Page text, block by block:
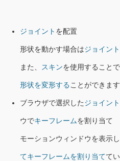
ジョイント を配置
形状を動かす場合はジョイント
また、 スキンを使用することで
形状を変形することができます
ブラウザで選択したジョイント
ウでキーフレームを割り当て
モーションウィンドウを表示し
てキーフレームを割り当てて